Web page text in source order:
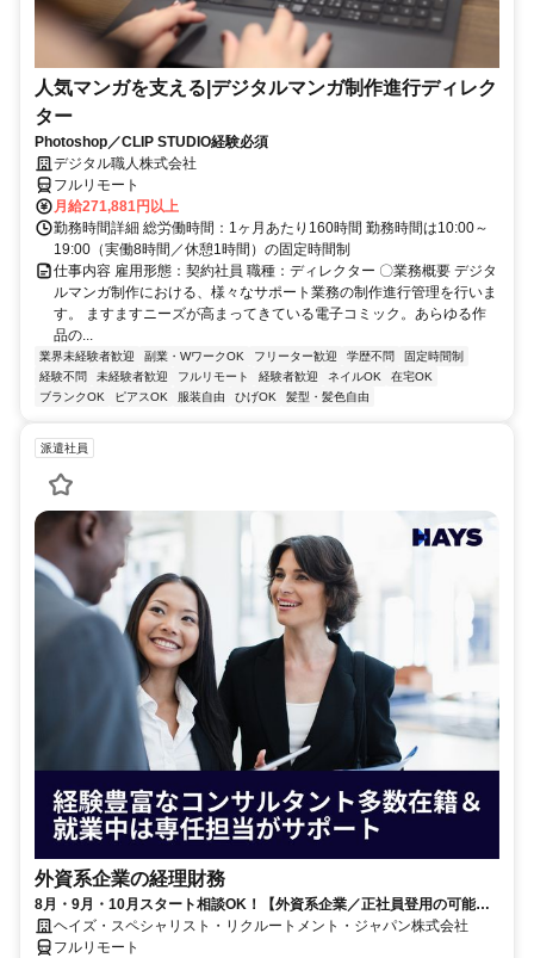
人気マンガを支える|デジタルマンガ制作進行ディレク
ター
Photoshop／CLIP STUDIO経験必須
デジタル職人株式会社
フルリモート
月給271,881円以上
勤務時間詳細 総労働時間：1ヶ月あたり160時間 勤務時間は10:00～
19:00（実働8時間／休憩1時間）の固定時間制
仕事内容 雇用形態：契約社員 職種：ディレクター 〇業務概要 デジタ
ルマンガ制作における、様々なサポート業務の制作進行管理を行いま
す。 ますますニーズが高まってきている電子コミック。あらゆる作
品の...
業界未経験者歓迎 副業・WワークOK フリーター歓迎 学歴不問
固定時間制
経験不問
未経験者歓迎 フルリモート 経験者歓迎 ネイルOK
在宅OK
ブランクOK
ピアスOK 服装自由 ひげOK 髪型・髪色自由
派遣社員
外資系企業の経理財務
8月・9月・10月スタート相談OK！【外資系企業／正社員登用の可能性
大／700万～800万／リモート勤務OK】経理財務
ヘイズ・スペシャリスト・リクルートメント・ジャパン株式会社
フルリモート